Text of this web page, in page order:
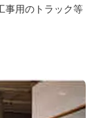
事用のトラック等